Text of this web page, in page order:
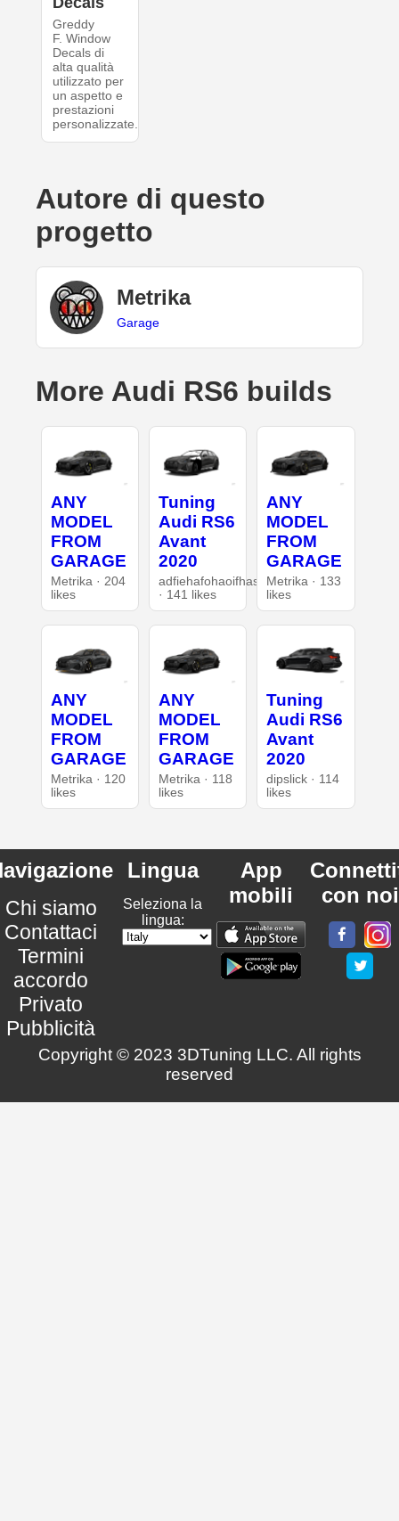
Greddy
F. Window
Decals di
alta qualità
utilizzato per
un aspetto e
prestazioni
personalizzate.
Autore di questo
progetto
Metrika
Garage
More Audi RS6 builds
ANY
MODEL
FROM
GARAGE
Metrika · 204
likes
Tuning
Audi RS6
Avant
2020
adfiehafohaoifhasd
· 141 likes
ANY
MODEL
FROM
GARAGE
Metrika · 133
likes
ANY
MODEL
FROM
GARAGE
Metrika · 120
likes
ANY
MODEL
FROM
GARAGE
Metrika · 118
likes
Tuning
Audi RS6
Avant
2020
dipslick · 114
likes
Chi siamo
Contattaci
Termini
accordo
Privato
Pubblicità
Lingua
Seleziona la
lingua:
App
mobili
con noi
Copyright © 2023 3DTuning LLC. All rights
reserved